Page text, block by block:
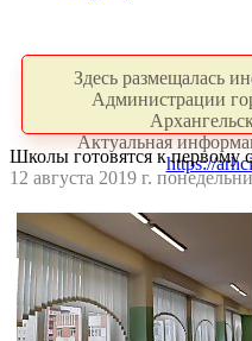
Здесь размещалась
Администрации
Актуальная
https://
Школы готовятся к первому
12 августа 2019 г.